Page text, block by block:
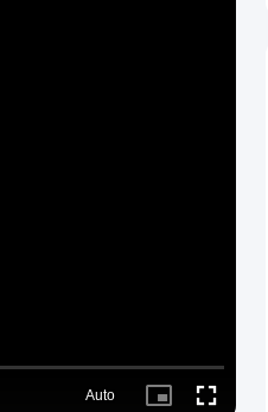
Auto
Picture- Fullscreen